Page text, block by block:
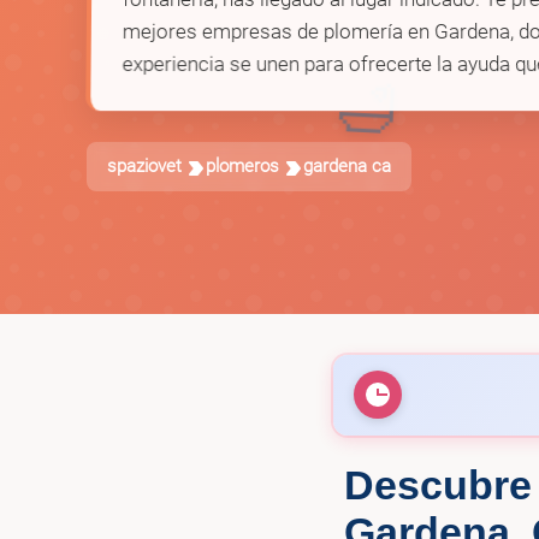
🛁
mejores empresas de plomería en Gardena,
experiencia se unen para ofrecerte la ayuda
spaziovet plomeros gardena ca
Contractor
experienced